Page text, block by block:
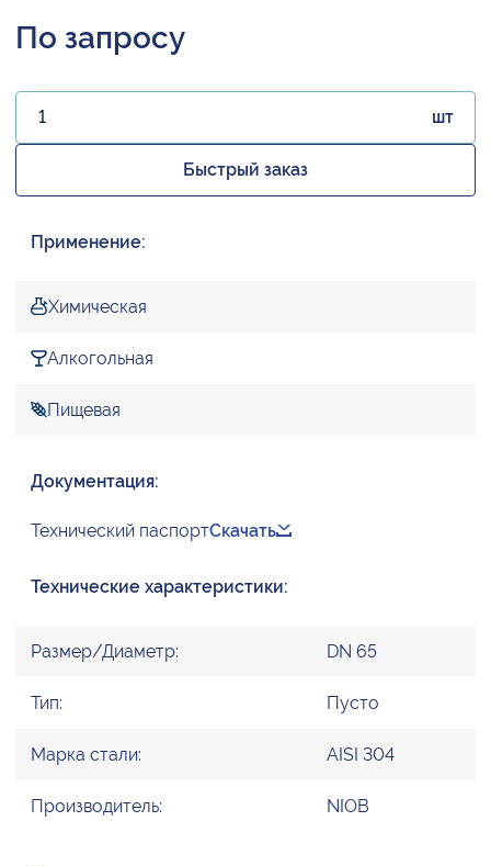
По запросу
шт
Быстрый заказ
Применение:
Химическая
Алкогольная
Пищевая
Документация:
Технический паспортСкачать
Технические характеристики:
Размер/Диаметр: DN 65
Тип: Пусто
Марка стали: AISI 304
Производитель: NIOB